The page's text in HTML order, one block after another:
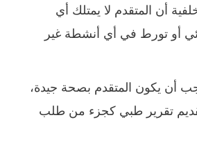
أن المتقدم لا يمتلك أي
أو تورط في أي أنشطة غير
أن يكون المتقدم بصحة جيدة،
تقرير طبي كجزء من طلب